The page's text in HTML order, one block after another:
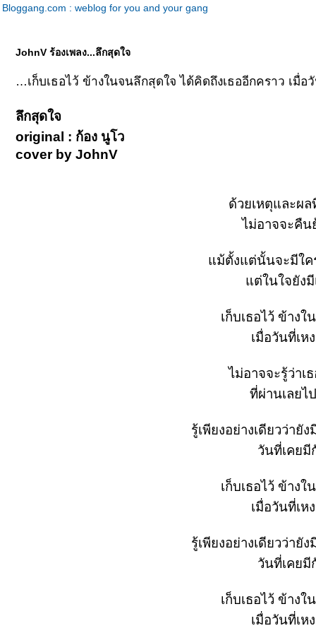
Bloggang.com : weblog for you and your gang
JohnV ร้องเพลง...ลึกสุดใจ
เก็บเธอไว้ ข้างในจนลึกสุดใจ ได้คิดถึงเธออีกคราว เมื่
ลึกสุดใจ
original : ก้อง นูโว
cover by JohnV
ด้วยเหตุและผล
ไม่อาจจะคืน
ม้ตั้งแต่นั้นจะมีใคร
ต่ในใจยังมี
เก็บเธอไว้ ข้าง
เมื่อวันที่เห
ไม่อาจจะรู้ว่าเ
ที่ผ่านเลยไ
รู้เพียงอย่างเดียวว่ายั
วันที่เคยมี
เก็บเธอไว้ ข้าง
เมื่อวันที่เห
รู้เพียงอย่างเดียวว่ายั
วันที่เคยมี
เก็บเธอไว้ ข้าง
เมื่อวันที่เห